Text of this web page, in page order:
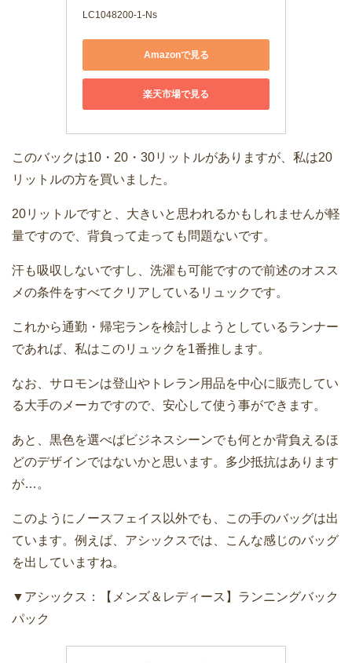
LC1048200-1-Ns
Amazonで見る
楽天市場で見る
このバックは10・20・30リットルがありますが、私は20
リットルの方を買いました。
20リットルですと、大きいと思われるかもしれませんが軽
量ですので、背負って走っても問題ないです。
汗も吸収しないですし、洗濯も可能ですので前述のオスス
メの条件をすべてクリアしているリュックです。
これから通勤・帰宅ランを検討しようとしているランナー
であれば、私はこのリュックを1番推します。
なお、サロモンは登山やトレラン用品を中心に販売してい
る大手のメーカですので、安心して使う事ができます。
あと、黒色を選べばビジネスシーンでも何とか背負えるほ
どのデザインではないかと思います。多少抵抗はあります
が…。
このようにノースフェイス以外でも、この手のバッグは出
ています。例えば、アシックスでは、こんな感じのバッグ
を出していますね。
▼アシックス：【メンズ＆レディース】ランニングバック
パック